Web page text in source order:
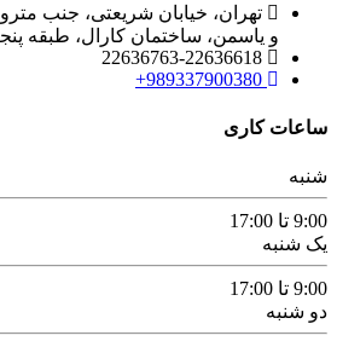
تهران، خیابان شریعتی، جنب
و یاسمن، ساختمان کارال، طبقه
22636763-22636618
989337900380+
ساعات کاری
شنبه
9:00 تا 17:00
یک شنبه
9:00 تا 17:00
دو شنبه